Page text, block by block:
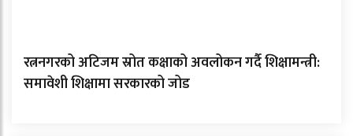
रत्ननगरको अटिजम स्रोत कक्षाको अवलोकन गर्दै शिक्षामन्त्री:
समावेशी शिक्षामा सरकारको जोड